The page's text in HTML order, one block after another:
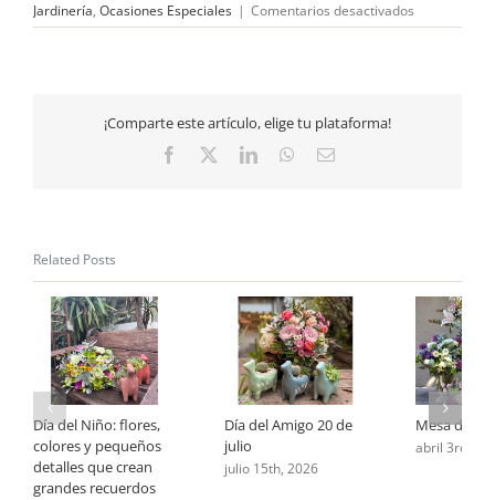
Jardinería, Ocasiones Especiales | Comentarios desactivados
Como
¡Comparte este artículo, elige tu plataforma!
Facebook LinkedInWhatsApp
Email
Related Posts
Día del Niño: flores,
colores y pequeños
detalles que crean
grandes recuerdos
Día del Amigo 20 de
julio
julio 15th, 2026
Mesa de
abril 3rd,